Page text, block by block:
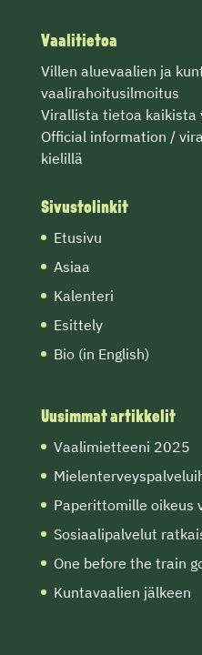
Vaalitietoa
Villen aluevaalien ja
vaalirahoitusilmoitus
Virallista tietoa kaikista
Official information /
kielillä
Sivustolinkit
Etusivu
Asiaa
Kalenteri
Esittely
Bio (in English)
Uusimmat artikkelit
Vaalimietteeni 2025
Paperittomille oikeus
Sosiaalipalvelut
One before the train
Kuntavaalien jälkeen